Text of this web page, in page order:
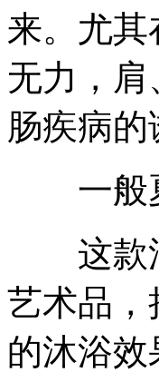
来。尤
无力，
肠疾病的
一般夏
这款浪
艺术品，
的沐浴